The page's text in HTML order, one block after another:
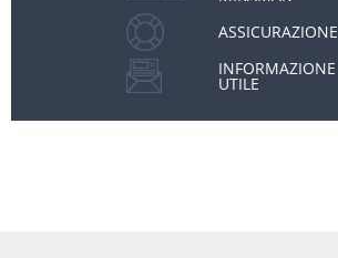
ASSICURAZIONE
INFORMAZIONE
UTILE